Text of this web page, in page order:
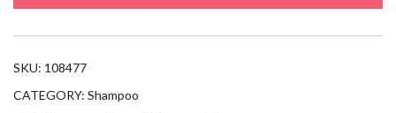
SKU: 108477
CATEGORY: Shampoo